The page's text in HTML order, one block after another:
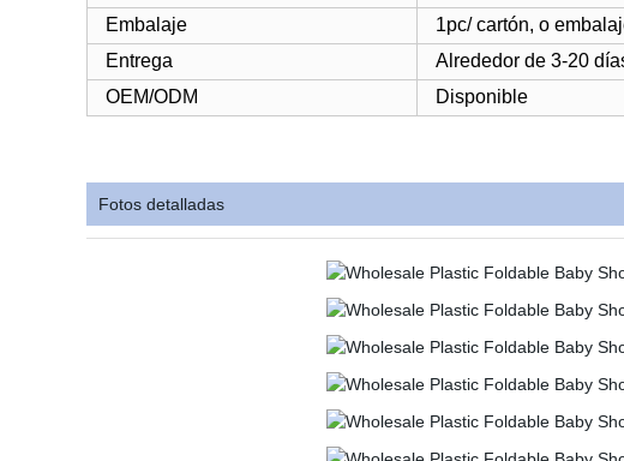
Embalaje
1pc/ cartón, o
Entrega
Alrededor de 3-20
OEM/ODM
Disponible
Fotos detalladas